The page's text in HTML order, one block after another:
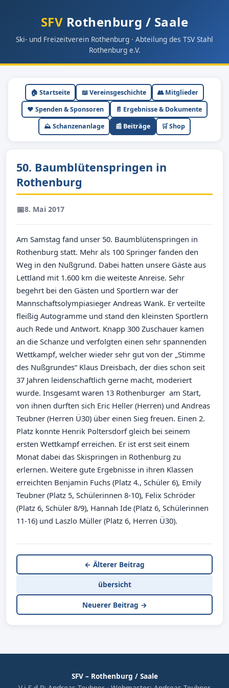
SFV Rothenburg / Saale
Ski- und Freizeitverein Rothenburg · Abteilung des TSV Stahl
Rothenburg e.V.
🏠 Startseite 📖 Vereinsgeschichte
👥 Mitglieder
❤️ Spenden & Sponsoren
📄 Ergebnisse & Dokumente
⛰ Schanzenanlage
📰 Beiträge 🛒 Shop
50. Baumblütenspringen in
Rothenburg
📅8. Mai 2017
Am Samstag fand unser 50. Baumblütenspringen in
Rothenburg statt. Mehr als 100 Springer fanden den
Weg in den Nußgrund. Dabei hatten unsere Gäste aus
Lettland mit 1.600 km die weiteste Anreise. Sehr
begehrt bei den Gästen und Sportlern war der
Mannschaftsolympiasieger Andreas Wank. Er verteilte
fleißig Autogramme und stand den kleinsten Sportlern
auch Rede und Antwort. Knapp 300 Zuschauer kamen
an die Schanze und verfolgten einen sehr spannenden
Wettkampf, welcher wieder sehr gut von der „Stimme
des Nußgrundes“ Klaus Dreisbach, der dies schon seit
37 Jahren leidenschaftlich gerne macht, moderiert
wurde. Insgesamt waren 13 Rothenburger am Start,
von ihnen durften sich Eric Heller (Herren) und Andreas
Teubner (Herren Ü30) über einen Sieg freuen. Einen 2.
Platz konnte Henrik Poltersdorf gleich bei seinem
ersten Wettkampf erreichen. Er ist erst seit einem
Monat dabei das Skispringen in Rothenburg zu
erlernen. Weitere gute Ergebnisse in ihren Klassen
erreichten Benjamin Fuchs (Platz 4., Schüler 6), Emily
Teubner (Platz 5, Schülerinnen 8-10), Felix Schröder
(Platz 6, Schüler 8/9), Hannah Ide (Platz 6, Schülerinnen
11-16) und Laszlo Müller (Platz 6, Herren Ü30).
← Älterer Beitrag
übersicht
Neuerer Beitrag →
SFV – Rothenburg / Saale